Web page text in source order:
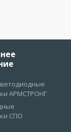
АРМСТРОНГ
СПО